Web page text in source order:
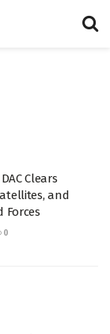
Clears
and
Forces
0